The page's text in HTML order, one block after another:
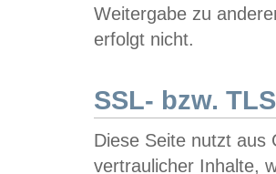
Weitergabe zu
erfolgt nicht.
SSL- bzw.
Diese Seite nutzt aus
vertraulicher Inhalte,